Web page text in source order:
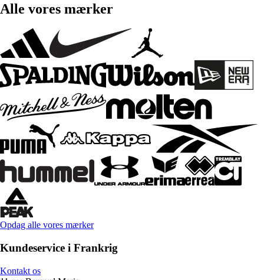
Alle vores mærker
Opdag alle vores mærker
Kundeservice i Frankrig
Kontakt os